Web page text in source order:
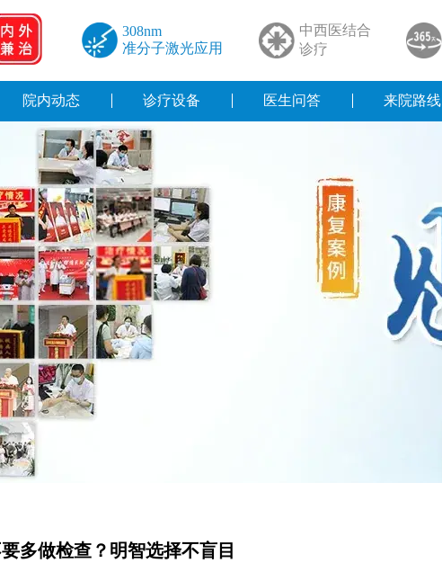
308nm
准分子激光应用
中西医结合
诊疗
院内动态 诊疗设备 医生问答 来院路线
多做检查？明智选择不盲目